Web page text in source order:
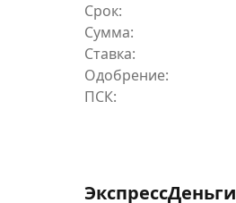
Срок:
Сумма:
Ставка:
Одобрение:
ЭкспрессДеньги